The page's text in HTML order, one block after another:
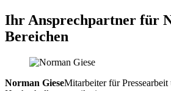
Ihr Ansprechpartner für
Bereichen
Norman GieseMitarbeiter für Pressearbeit